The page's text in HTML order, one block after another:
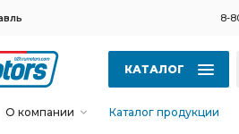
8-
КАТАЛОГ
О компании Каталог продукции